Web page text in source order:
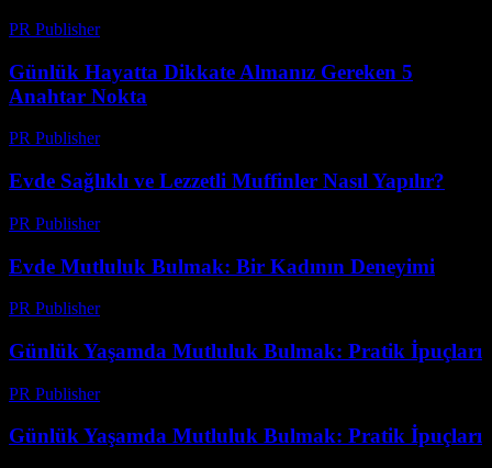
PR Publisher-
Günlük Hayatta Dikkate Almanız Gereken 5
Anahtar Nokta
PR Publisher-
Evde Sağlıklı ve Lezzetli Muffinler Nasıl Yapılır?
PR Publisher-
Evde Mutluluk Bulmak: Bir Kadının Deneyimi
PR Publisher-
Günlük Yaşamda Mutluluk Bulmak: Pratik İpuçları
PR Publisher-
Günlük Yaşamda Mutluluk Bulmak: Pratik İpuçları